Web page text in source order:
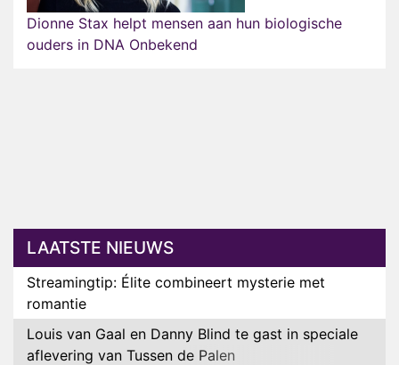
Dionne Stax helpt mensen aan hun biologische
ouders in DNA Onbekend
LAATSTE NIEUWS
Streamingtip: Élite combineert mysterie met
romantie
Louis van Gaal en Danny Blind te gast in speciale
aflevering van Tussen de Palen